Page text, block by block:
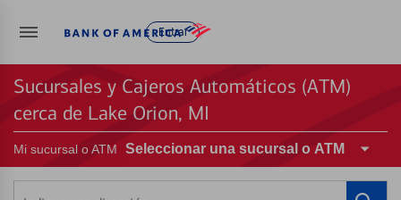
Entrar
Sucursales y Cajeros Automáticos (ATM)
cerca de Lake Orion, MI
Mi sucursal o ATM Seleccionar una sucursal o ATM